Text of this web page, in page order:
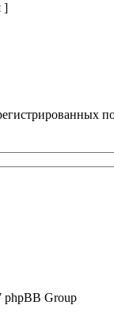
]
phpBB Group